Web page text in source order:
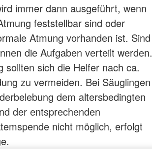
immer dann ausgeführt, wenn
feststellbar sind oder
Atmung vorhanden ist. Sind
die Aufgaben verteilt werden.
sollten sich die Helfer nach ca.
zu vermeiden. Bei Säuglingen
dem altersbedingten
der entsprechenden
nicht möglich, erfolgt